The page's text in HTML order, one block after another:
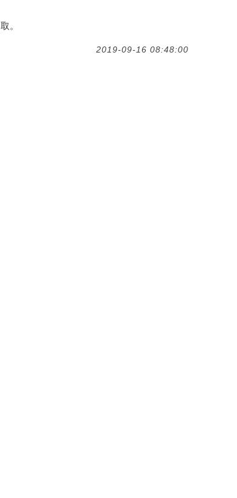
。
2019-09-16 08:48:00